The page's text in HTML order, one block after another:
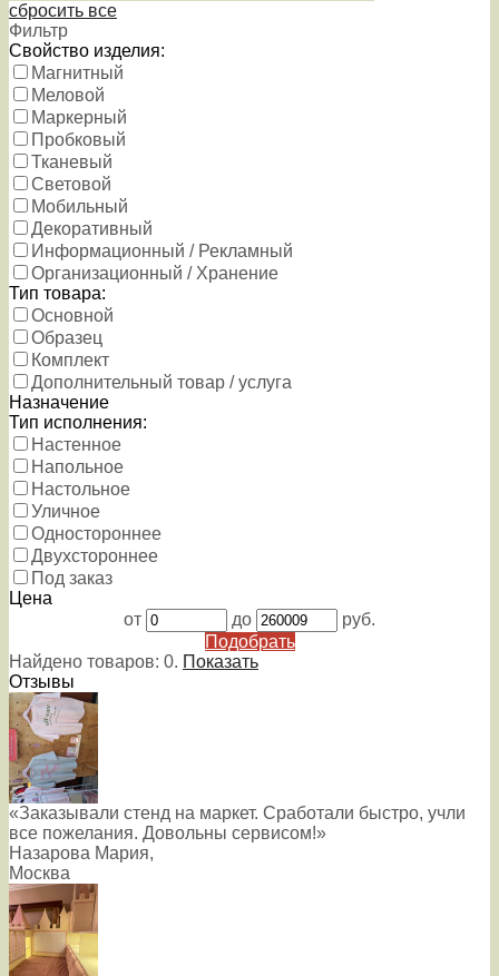
сбросить все
Фильтр
Свойство изделия:
Магнитный
Меловой
Маркерный
Пробковый
Тканевый
Световой
Мобильный
Декоративный
Информационный / Рекламный
Организационный / Хранение
Тип товара:
Основной
Образец
Комплект
Дополнительный товар / услуга
Назначение
Тип исполнения:
Настенное
Напольное
Настольное
Уличное
Одностороннее
Двухстороннее
Под заказ
Цена
от
до
руб.
Подобрать
Найдено товаров: 0. Показать
Отзывы
«Заказывали стенд на маркет. Сработали быстро, учли
все пожелания. Довольны сервисом!»
Назарова Мария,
Москва